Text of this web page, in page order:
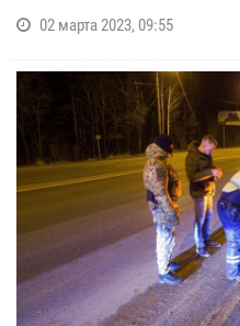
02 марта 2023, 09:55